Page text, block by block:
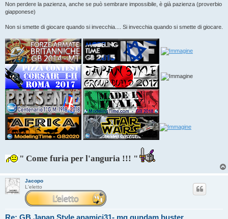
Non perdere la pazienza, anche se può sembrare impossibile, è già pazienza (proverbio
giapponese)
Non si smette di giocare quando si invecchia.... Si invecchia quando si smette di giocare.
" Come furia per l'anguria !!! "
Jacopo
L'eletto
Re: GB Japan Style anamici31- mg gundam buster